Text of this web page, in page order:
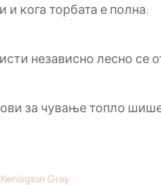
кога торбата е полна.
независно лесно се
за чување топло
Gray